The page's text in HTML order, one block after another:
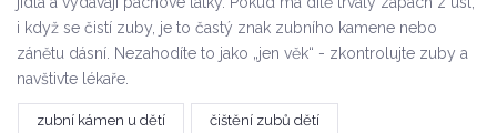
i když se čistí zuby, je to častý znak zubního kamene nebo
zánětu dásní. Nezahodíte to jako „jen věk“ - zkontrolujte zuby a
navštivte lékaře.
zubní kámen u dětí čištění zubů dětí